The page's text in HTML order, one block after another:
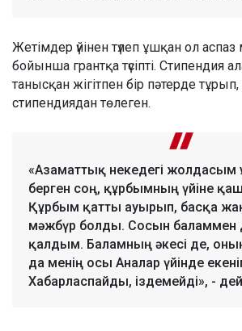
Жетімдер үйінен түлеп ұшқан ол
бойынша грантқа түсіпті. Стипендия
танысқан жігітпен бір пәтерде
стипендиядан төлеген.
«Азаматтық некедегі жолдасым
берген соң, құрбымның үйіне
Құрбым қатты ауырып, басқа
мәжбүр болды. Сосын баламмен
қалдым. Баламның әкесі де,
да менің осы Аналар үйінде
Хабарласпайды, іздемейді», -